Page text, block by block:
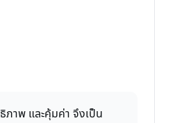
าพ และคุ้มค่า จึงเป็น